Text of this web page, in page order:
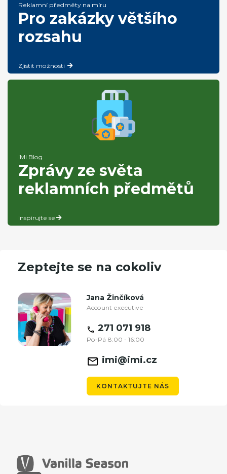
Reklamní předměty na míru
Pro zakázky většího
rozsahu
Zjistit možnosti
iMi Blog
Zprávy ze světa
reklamních předmětů
Inspirujte se
Zeptejte se na cokoliv
Jana Žinčíková
Account executive
271 071 918
Po-Pá 8:00 - 16:00
imi@imi.cz
KONTAKTUJTE NÁS